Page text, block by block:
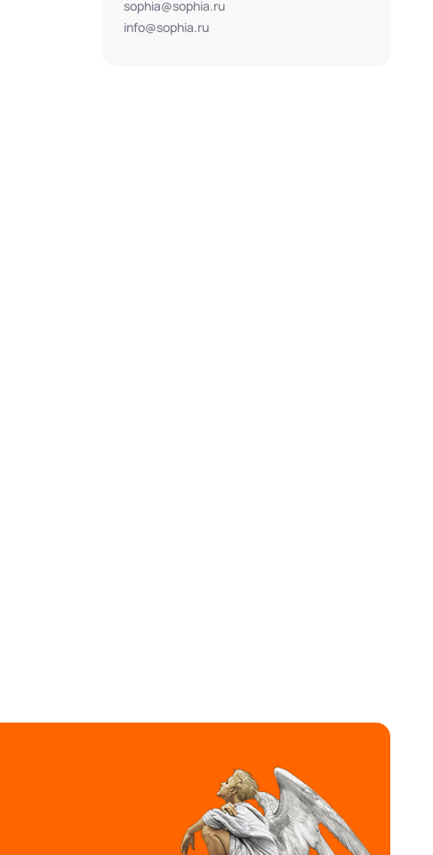
sophia@sophia.ru
info@sophia.ru